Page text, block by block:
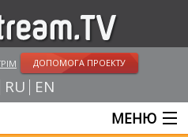
ДОПОМОГА ПРОЕКТУ
RU EN
МЕНЮ